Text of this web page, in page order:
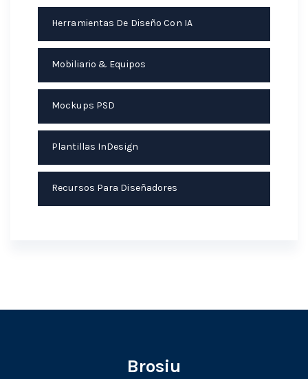
Herramientas De Diseño Con IA
Mobiliario & Equipos
Mockups PSD
Plantillas InDesign
Recursos Para Diseñadores
Brosiu